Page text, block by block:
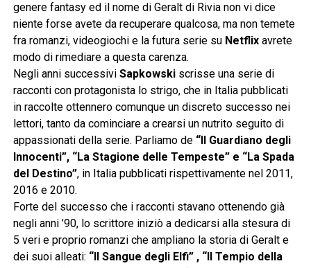
genere fantasy ed il nome di Geralt di Rivia non vi dice
niente forse avete da recuperare qualcosa, ma non temete
fra romanzi, videogiochi e la futura serie suNetflixavrete
modo di rimediare a questa carenza.
Negli anni successivi Sapkowskiscrisse una serie di
racconti con protagonista lo strigo, che in Italia pubblicati
in raccolte ottennero comunque un discreto successo nei
lettori, tanto da cominciare a crearsi un nutrito seguito di
appassionati della serie. Parliamo de “Il Guardiano degli
Innocenti”, “La Stagione delle Tempeste” e “La Spada
del Destino”, in Italia pubblicati rispettivamente nel 2011,
2016 e 2010.
Forte del successo che i racconti stavano ottenendo già
negli anni ’90, lo scrittore iniziò a dedicarsi alla stesura di
5 veri e proprio romanzi che ampliano la storia di Geralt e
dei suoi alleati: “Il Sangue degli Elfi” , “Il Tempio della